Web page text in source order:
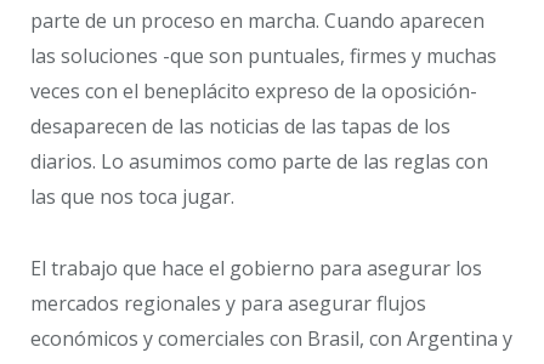
parte de un proceso en marcha. Cuando aparecen
las soluciones -que son puntuales, firmes y muchas
veces con el beneplácito expreso de la oposición-
desaparecen de las noticias de las tapas de los
diarios. Lo asumimos como parte de las reglas con
las que nos toca jugar.
El trabajo que hace el gobierno para asegurar los
mercados regionales y para asegurar flujos
económicos y comerciales con Brasil, con Argentina y